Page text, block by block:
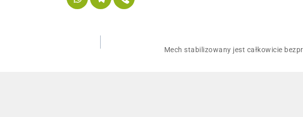
Mech stabilizowany jest całkowicie